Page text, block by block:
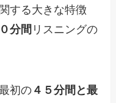
する大きな特徴
分間 リスニングの
初の ４５分間と最